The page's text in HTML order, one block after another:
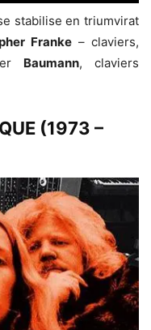
stabilise en triumvirat
Franke – claviers,
Baumann, claviers
(1973 –